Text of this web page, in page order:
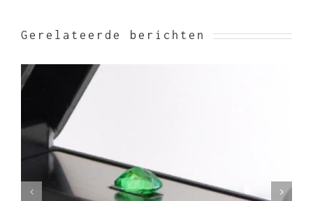
Gerelateerde berichten